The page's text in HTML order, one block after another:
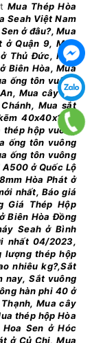
Mua Thép Hòa
Seah Việt Nam
ở đâu?, Mua
ở Quận 9, Mua
Thủ Đức, Mua
Biên Hòa, Mua
ống tôn vuông
Mua cây sắt
Mua sắt
40x40x1.1ly
thép hộp vuông
ống tôn vuông
ống tôn vuông
ở Quốc Lộ
Hòa Phát ở
nhất, Báo giá
Giá Thép Hộp
Biên Hòa Đồng
Seah ở Bình
nhất 04/2023,
lượng thép hộp
nhiêu kg?,Sắt
nay, Sắt vuông
hàn phi 40 ở
Mua cây
thép hộp Hòa
Sen ở Hóc
ở Củ Chi, Mua